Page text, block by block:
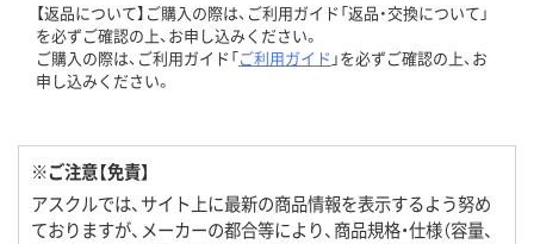
【返品について】ご購入の際は、ご利用ガイド「返品・交換について」
を必ずご確認の上、お申し込みください。
ご購入の際は、ご利用ガイド「ご利用ガイド 」を必ずご確認の上、お
申し込みください。
※ご注意【免責】
アスクルでは、サイト上に最新の商品情報を表示するよう努め
ておりますが、メーカーの都合等により、商品規格・仕様（容量、